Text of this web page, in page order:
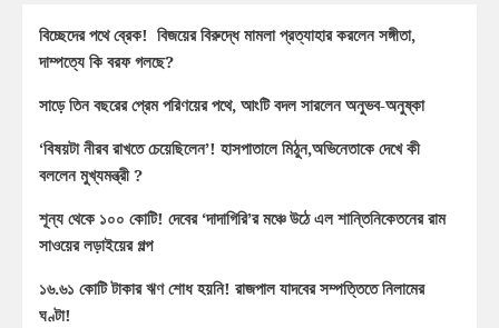
বিচ্ছেদের পথে ব্রেক! বিজয়ের বিরুদ্ধে মামলা প্রত্যাহার করলেন সঙ্গীতা,
দাম্পত্যে কি বরফ গলছে?
সাড়ে তিন বছরের প্রেম পরিণয়ের পথে, আংটি বদল সারলেন অনুভব-অনুষ্কা
‘বিষয়টা নীরব রাখতে চেয়েছিলেন’! হাসপাতালে মিঠুন,অভিনেতাকে দেখে কী
বললেন মুখ্যমন্ত্রী ?
শূন্য থেকে ১০০ কোটি! দেবের ‘দাদাগিরি’র মঞ্চে উঠে এল শান্তিনিকেতনের রাম
সাওয়ের লড়াইয়ের গল্প
১৬.৬১ কোটি টাকার ঋণ শোধ হয়নি! রাজপাল যাদবের সম্পত্তিতে নিলামের
ঘণ্টা!